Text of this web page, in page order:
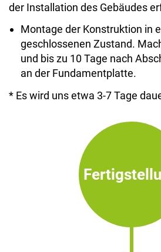
der Installation des Gebäudes
Montage der Konstruktion in
geschlossenen Zustand.
und bis zu 10 Tage nach
an der Fundamentplatte.
* Es wird uns etwa 3-7 Tage